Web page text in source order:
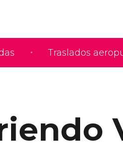
Traslados